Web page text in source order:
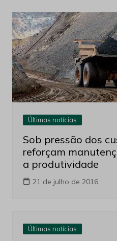
Últimas notícias
Sob pressão dos
reforçam
a produtividade
21 de julho de 2016
Últimas notícias